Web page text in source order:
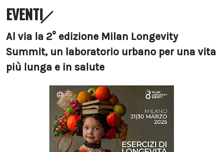
EVENTI
Al via la 2° edizione Milan Longevity
Summit, un laboratorio urbano per una vita
più lunga e in salute